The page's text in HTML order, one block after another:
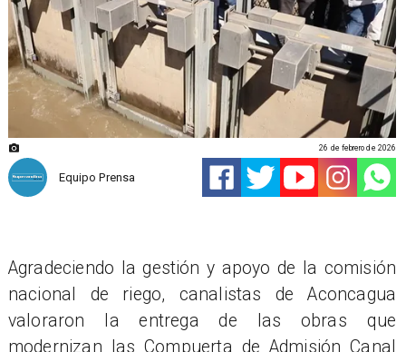
Equipo Prensa
26 de febrero de 2026
Agradeciendo la gestión y apoyo de la comisión
nacional de riego, canalistas de Aconcagua
valoraron la entrega de las obras que
modernizan las Compuerta de Admisión Canal